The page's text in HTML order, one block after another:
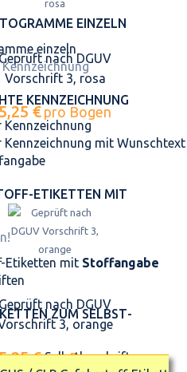
EINZELN
einzeln
KENNZEICHNUNG
Kennzeichnung mit Wunschtext
ETIKETTEN MIT
Etiketten mit Stoffangabe
ZUM SELBST­
zum Selbstbeschriften
nach DGUV
Vorschrift 3, rosa
5,25 € pro Bogen
Geprüft nach DGUV
3, orange
€pro Bogen